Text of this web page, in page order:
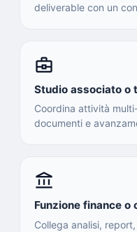
deliverable con un
business_center
Studio associato o
Coordina attività
documenti e
account_balance
Funzione finance o
Collega analisi,